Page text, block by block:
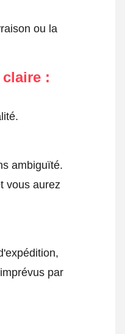
ou la
:
ambiguïté.
vous aurez
par